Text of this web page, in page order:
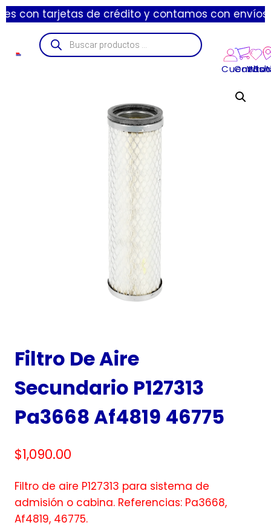
de crédito y contamos con envíos
Cuenta
Carrito
Filtro De Aire
Secundario P127313
Pa3668 Af4819 46775
$1,090.00
Filtro de aire P127313 para sistema de
admisión o cabina. Referencias: Pa3668,
Af4819, 46775.